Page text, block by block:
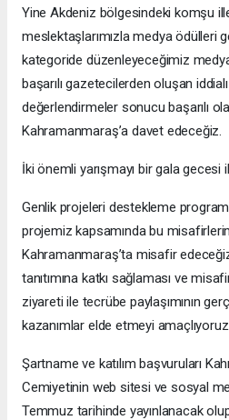
Yine Akdeniz bölgesindeki komşu
meslektaşlarımızla medya ödülleri
kategoride düzenleyeceğimiz
başarılı gazetecilerden oluşan
değerlendirmeler sonucu başarılı
Kahramanmaraş’a davet edeceğiz.
İki önemli yarışmayı bir gala gecesi
Genlik projeleri destekleme
projemiz kapsamında bu
Kahramanmaraş’ta misafir
tanıtımına katkı sağlaması ve
ziyareti ile tecrübe paylaşımının
kazanımlar elde etmeyi amaçlıyoruz.
Şartname ve katılım başvuruları
Cemiyetinin web sitesi ve sosyal
Temmuz tarihinde yayınlanacak